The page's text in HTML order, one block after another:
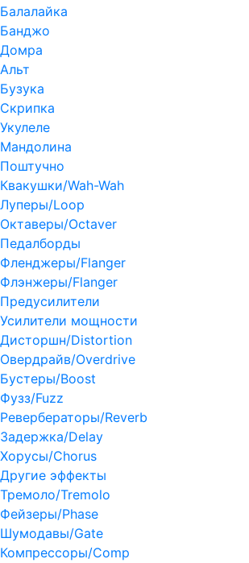
Балалайка
Банджо
Домра
Альт
Бузука
Скрипка
Укулеле
Мандолина
Поштучно
Квакушки/Wah-Wah
Луперы/Loop
Октаверы/Octaver
Педалборды
Фленджеры/Flanger
Флэнжеры/Flanger
Предусилители
Усилители мощности
Дисторшн/Distortion
Овердрайв/Overdrive
Бустеры/Boost
Фузз/Fuzz
Ревербераторы/Reverb
Задержка/Delay
Хорусы/Chorus
Другие эффекты
Тремоло/Tremolo
Фейзеры/Phase
Шумодавы/Gate
Компрессоры/Comp